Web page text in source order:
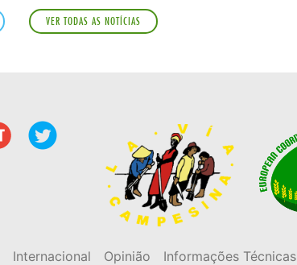
VER TODAS AS NOTÍCIAS
Internacional Opinião Informações Técnicas